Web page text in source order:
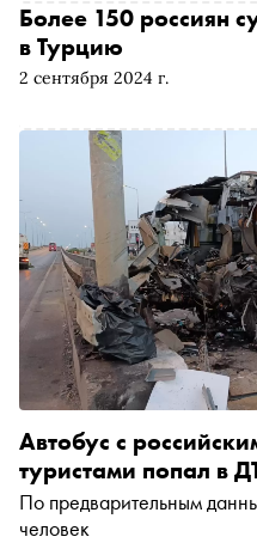
2 сентября 2024 г.
Более 150 россиян
в Турцию
Автобус с
туристами попал в
По предварительным
человек